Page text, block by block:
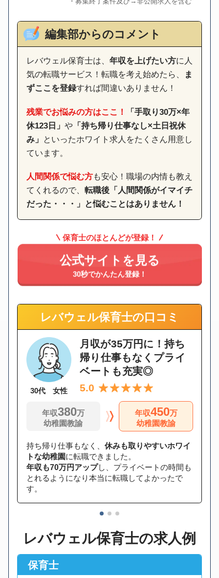
編集部からのコメント
レバウェル保育士は、 年収を上げたい方に人
気の転職サービス！転職を考え始めたら、
ま
ずここを登録すれば間違いありません！
残業でお悩みの方はここ！
「手取り30万×年
休123日」 や「持ち帰り仕事なし×土日祝休
み」 といったホワイト求人をたくさん用意し
ています。
人間関係で悩む方も安心！職場の内情も教え
てくれるので、 転職後「人間関係がイマイチ
だった・・・」と悩むことはありません！
保育士のほとんどが登録！
公式サイトを見る
30秒でかんたん登録！
レバウェル保育士の口コミ
30代 女性
月収が35万円に！持ち
帰り仕事もなくプライ
ベートも充実◎
5.0
年収380万
幼稚園教諭
年収450万
幼稚園教諭
持ち帰り仕事もなく、 休みも取りやすいホワイ
トな幼稚園に転職できました。
年収も70万円アップし、プライベートの時間も
とれるようになり本当に転職してよかったで
す。
レバウェル保育士の求人例
保育士